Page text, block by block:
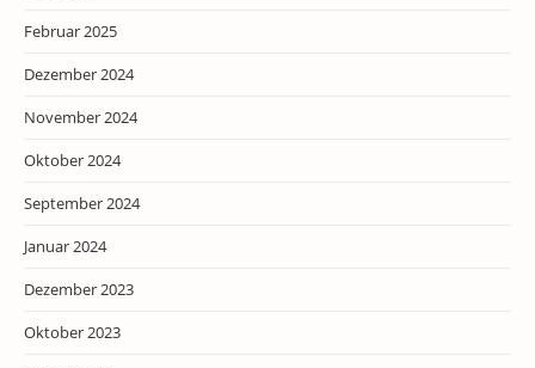
Februar 2025
Dezember 2024
November 2024
Oktober 2024
September 2024
Januar 2024
Dezember 2023
Oktober 2023